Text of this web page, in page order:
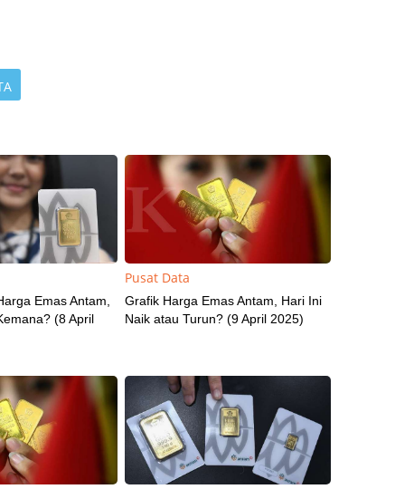
Emas Antam,
(8 April
Pusat Data
Grafik Harga Emas Antam, Hari Ini
Naik atau Turun? (9 April 2025)